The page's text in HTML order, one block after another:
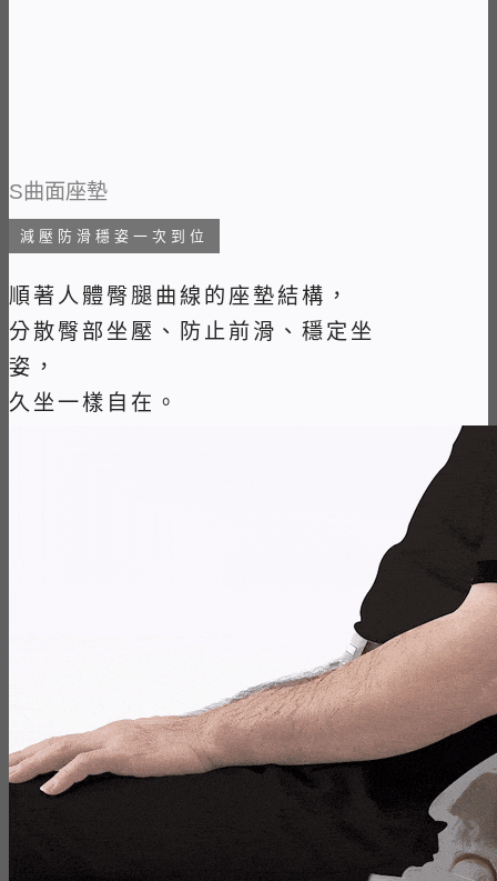
S曲面座墊
減壓防滑穩姿一次到位
順著人體臀腿曲線的座墊結構，
分散臀部坐壓、防止前滑、穩定坐
姿，
久坐一樣自在。